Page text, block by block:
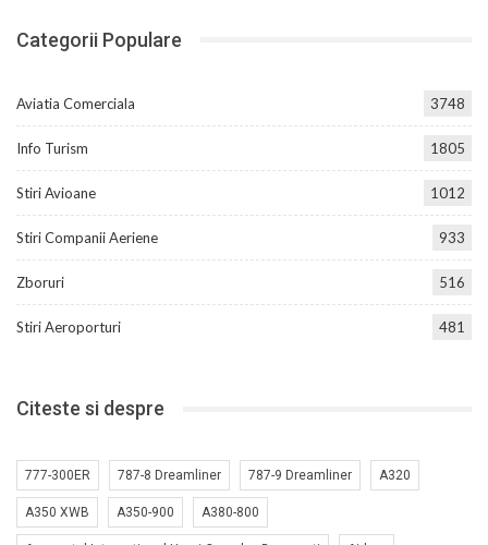
Categorii Populare
Aviatia Comerciala 3748
Info Turism 1805
Stiri Avioane 1012
Stiri Companii Aeriene 933
Zboruri 516
Stiri Aeroporturi 481
Citeste si despre
777-300ER 787-8 Dreamliner 787-9 Dreamliner A320
A350 XWB A350-900 A380-800